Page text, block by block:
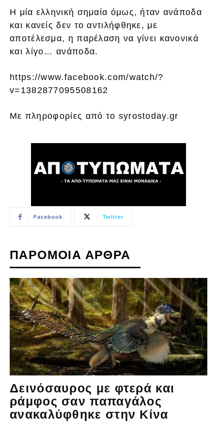
Η μία ελληνική σημαία όμως, ήταν ανάποδα
και κανείς δεν το αντιλήφθηκε, με
αποτέλεσμα, η παρέλαση να γίνει κανονικά
και λίγο… ανάποδα.
https://www.facebook.com/watch/?
v=1382877095508162
Με πληροφορίες από το syrostoday.gr
Facebook Twitter
ΠΑΡΟΜΟΙΑ ΑΡΘΡΑ
Δεινόσαυρος με φτερά και
ράμφος σαν παπαγάλος
ανακαλύφθηκε στην Κίνα